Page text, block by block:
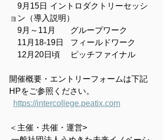
9月15日	イントロダクトリーセッシ
ョン（導入説明）
9月～11月	グループワーク
11月18-19日	フィールドワーク
12月20日頃　	ピッチファイナル
開催概要・エントリーフォームは下記
HPをご参照ください。
https://intercollege.peatix.com
＜主催・共催・運営>